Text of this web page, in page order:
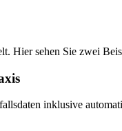
Hier sehen Sie zwei
inklusive